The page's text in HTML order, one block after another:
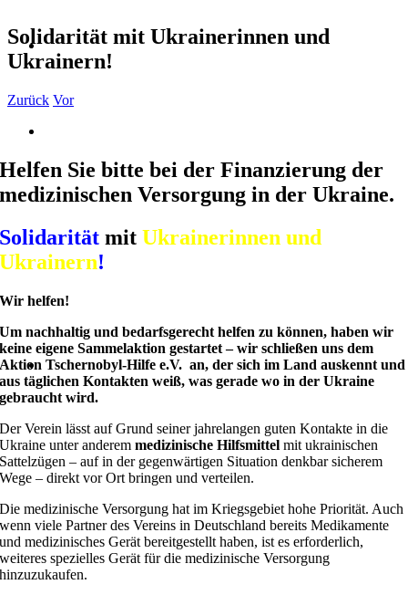
Solidarität mit Ukrainerinnen und
Ukrainern!
Zurück Vor
Helfen Sie bitte bei der Finanzierung der
medizinischen Versorgung in der Ukraine.
Solidarität mitUkrainerinnen und
Ukrainern!
Wir helfen!
Um nachhaltig und bedarfsgerecht helfen zu können, haben wir
keine eigene Sammelaktion gestartet – wir schließen uns dem
Aktion Tschernobyl-Hilfe e.V. an, der sich im Land auskennt und
aus täglichen Kontakten weiß, was gerade wo in der Ukraine
gebraucht wird.
Der Verein lässt auf Grund seiner jahrelangen guten Kontakte in die
Ukraine unter anderem medizinische Hilfsmittel mit ukrainischen
Sattelzügen – auf in der gegenwärtigen Situation denkbar sicherem
Wege – direkt vor Ort bringen und verteilen.
Die medizinische Versorgung hat im Kriegsgebiet hohe Priorität. Auch
wenn viele Partner des Vereins in Deutschland bereits Medikamente
und medizinisches Gerät bereitgestellt haben, ist es erforderlich,
weiteres spezielles Gerät für die medizinische Versorgung
hinzuzukaufen.